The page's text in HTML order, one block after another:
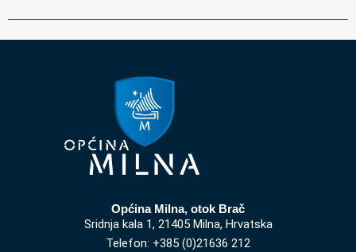
Općina Milna, otok Brač
Sridnja kala 1, 21405 Milna, Hrvatska
Telefon: +385 (0)21636 212